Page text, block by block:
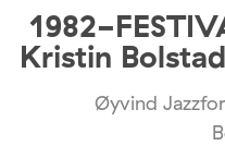
1982-
Kristin
Øyvind